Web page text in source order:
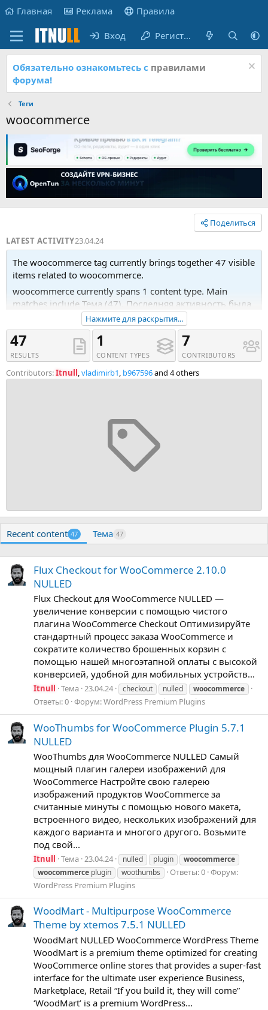
Главная Реклама Правила
Вход Регистрация
Обязательно ознакомьтесь с правилами
форума!
Теги
woocommerce
Поделиться
LATEST ACTIVITY23.04.24
The woocommerce tag currently brings together 47 visible
items related to woocommerce.
woocommerce currently spans 1 content type. Main
matches include Тема (47). Последняя активность была
23.04.24 в 17:58.
Recent tagged content includes Тема 'Flux Checkout for
WooCommerce 2.10.0 NULLED', Тема 'WooThumbs for
WooCommerce Plugin 5.7.1 NULLED' and Тема
'WoodMart - Multipurpose WooCommerce Theme by
Нажмите для раскрытия...
47
RESULTS
1
CONTENT TYPES
7
CONTRIBUTORS
Contributors:Itnull ,vladimirb1, b967596and 4 others
Recent content 47 Тема 47
Flux Checkout for WooCommerce 2.10.0
NULLED
Flux Checkout для WooCommerce NULLED —
увеличение конверсии с помощью чистого
плагина WooCommerce Checkout Оптимизируйте
стандартный процесс заказа WooCommerce и
сократите количество брошенных корзин с
помощью нашей многоэтапной оплаты с высокой
конверсией, удобной для мобильных устройств...
Itnull Тема 23.04.24 checkout nulled woocommerce
Ответы: 0 Форум:WordPress Premium Plugins
WooThumbs for WooCommerce Plugin 5.7.1
NULLED
WooThumbs для WooCommerce NULLED Самый
мощный плагин галереи изображений для
WooCommerce Настройте свою галерею
изображений продуктов WooCommerce за
считанные минуты с помощью нового макета,
встроенного видео, нескольких изображений для
каждого варианта и многого другого. Возьмите
под свой...
Itnull Тема 23.04.24 nulled plugin
woocommerce
woocommerce plugin woothumbs Ответы: 0 Форум:
WordPress Premium Plugins
WoodMart - Multipurpose WooCommerce
Theme by xtemos 7.5.1 NULLED
WoodMart NULLED WooCommerce WordPress Theme
WoodMart is a premium theme optimized for creating
WooCommerce online stores that provides a super-fast
interface for the ultimate user experience Business,
Marketplace, Retail “If you build it, they will come”
‘WoodMart’ is a premium WordPress...